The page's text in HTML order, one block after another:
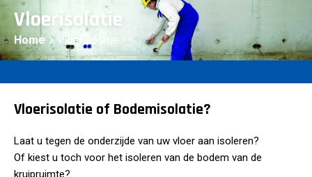
Vloerisolatie
Home Vloerisolatie
Vloerisolatie of Bodemisolatie?
Laat u tegen de onderzijde van uw vloer aan isoleren?
Of kiest u toch voor het isoleren van de bodem van de
kruipruimte?